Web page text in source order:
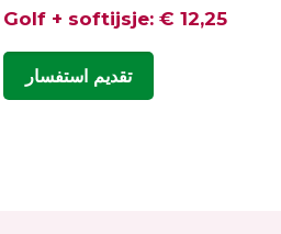
Golf + softijsje: € 12,25
تقديم استفسار